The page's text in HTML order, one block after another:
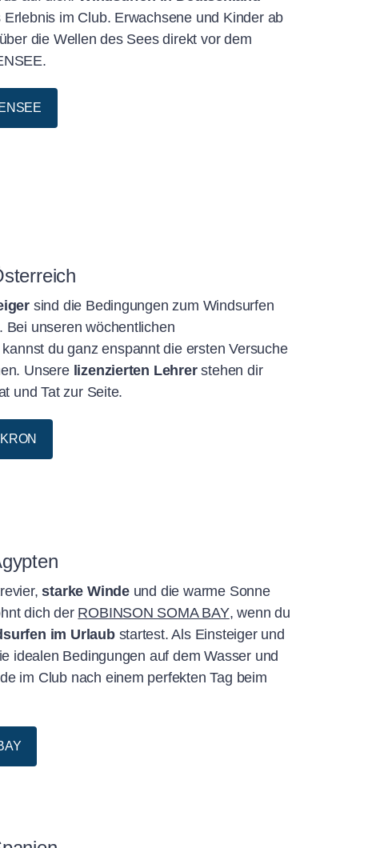
im Club. Erwachsene und Kinder ab
die Wellen des Sees direkt vor dem
sind die Bedingungen zum Windsurfen
Bei unseren wöchentlichen
kannst du ganz enspannt die ersten Versuche
Unsere lizenzierten Lehrerstehen dir
und Tat zur Seite.
starke Windeund die warme Sonne
dich der ROBINSON SOMA BAY, wenn du
im Urlaubstartest. Als Einsteiger und
idealen Bedingungen auf dem Wasser und
im Club nach einem perfekten Tag beim